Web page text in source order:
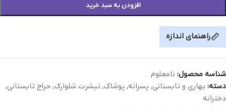
افزودن به سبد خرید
راهنمای اندازه
شناسه محصول: نامعلوم
دسته: بهاری و تابستانی, پسرانه, پوشاک, تیشرت شلوارک, حراج تابستانی,
دخترانه